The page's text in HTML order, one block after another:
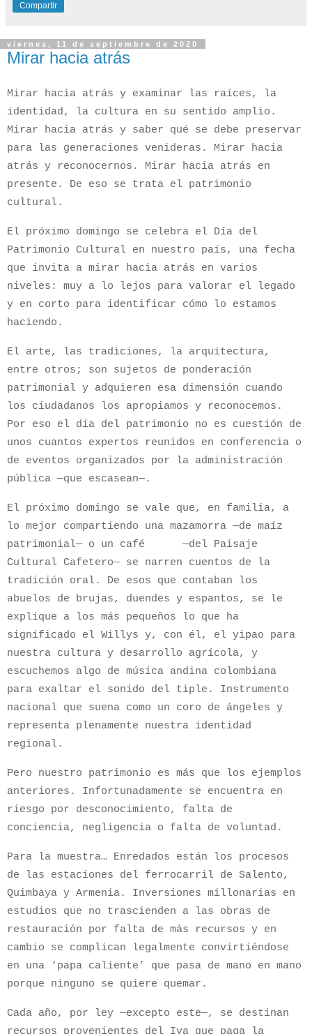
Compartir
viernes, 11 de septiembre de 2020
Mirar hacia atrás
Mirar hacia atrás y examinar las raíces, la
identidad, la cultura en su sentido amplio.
Mirar hacia atrás y saber qué se debe preservar
para las generaciones venideras. Mirar hacia
atrás y reconocernos. Mirar hacia atrás en
presente. De eso se trata el patrimonio
cultural.
El próximo domingo se celebra el Día del
Patrimonio Cultural en nuestro país, una fecha
que invita a mirar hacia atrás en varios
niveles: muy a lo lejos para valorar el legado
y en corto para identificar cómo lo estamos
haciendo.
El arte, las tradiciones, la arquitectura,
entre otros; son sujetos de ponderación
patrimonial y adquieren esa dimensión cuando
los ciudadanos los apropiamos y reconocemos.
Por eso el día del patrimonio no es cuestión de
unos cuantos expertos reunidos en conferencia o
de eventos organizados por la administración
pública —que escasean—.
El próximo domingo se vale que, en familia, a
lo mejor compartiendo una mazamorra —de maíz
patrimonial— o un café —del Paisaje
Cultural Cafetero— se narren cuentos de la
tradición oral. De esos que contaban los
abuelos de brujas, duendes y espantos, se le
explique a los más pequeños lo que ha
significado el Willys y, con él, el yipao para
nuestra cultura y desarrollo agrícola, y
escuchemos algo de música andina colombiana
para exaltar el sonido del tiple. Instrumento
nacional que suena como un coro de ángeles y
representa plenamente nuestra identidad
regional.
Pero nuestro patrimonio es más que los ejemplos
anteriores. Infortunadamente se encuentra en
riesgo por desconocimiento, falta de
conciencia, negligencia o falta de voluntad.
Para la muestra… Enredados están los procesos
de las estaciones del ferrocarril de Salento,
Quimbaya y Armenia. Inversiones millonarias en
estudios que no trascienden a las obras de
restauración por falta de más recursos y en
cambio se complican legalmente convirtiéndose
en una ‘papa caliente’ que pasa de mano en mano
porque ninguno se quiere quemar.
Cada año, por ley —excepto este—, se destinan
recursos provenientes del Iva que paga la